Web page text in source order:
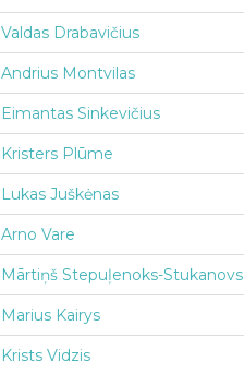
Valdas Drabavičius
Andrius Montvilas
Eimantas Sinkevičius
Kristers Plūme
Lukas Juškėnas
Arno Vare
Mārtiņš Stepuļenoks-Stukanovs
Marius Kairys
Krists Vidzis